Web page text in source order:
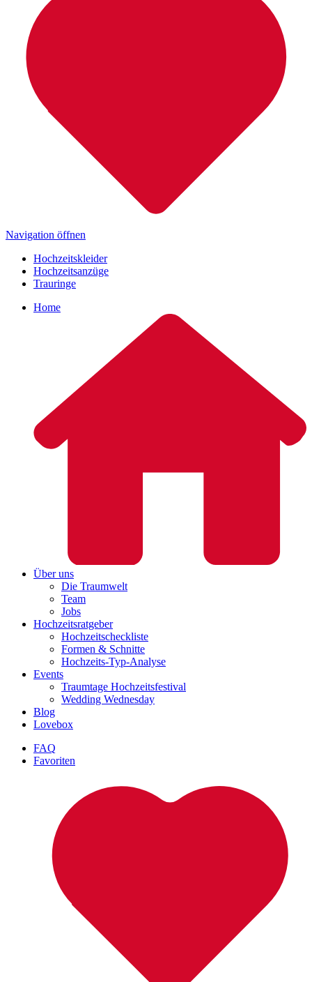
Navigation öffnen
Hochzeitskleider
Hochzeitsanzüge
Trauringe
Home
Über uns
Die Traumwelt
Team
Jobs
Hochzeitsratgeber
Hochzeitscheckliste
Formen & Schnitte
Hochzeits-Typ-Analyse
Events
Traumtage Hochzeitsfestival
Wedding Wednesday
Blog
Lovebox
FAQ
Favoriten